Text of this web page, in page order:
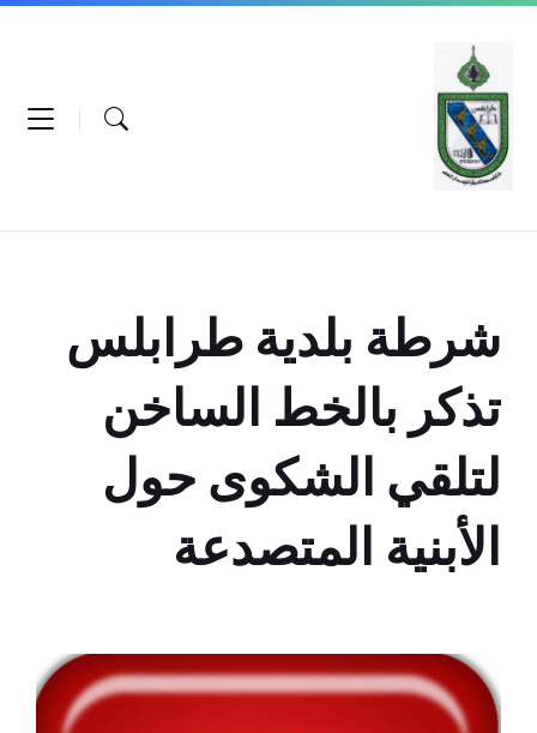
Skip
content
Skip
navigation
Skip
شرطة بلدية طرابلس
تذكر بالخط الساخن
لتلقي الشكوى حول
الأبنية المتصدعة